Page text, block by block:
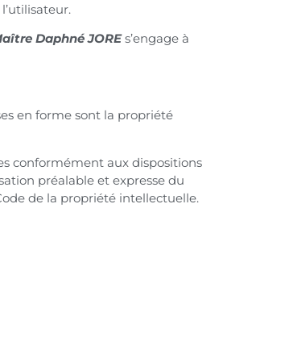
Daphné JOREs’engage à
en forme sont la propriété
conformément aux dispositions
préalable et expresse du
de la propriété intellectuelle.